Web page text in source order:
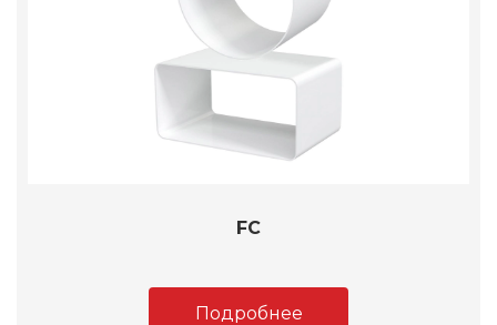
FC
Подробнее